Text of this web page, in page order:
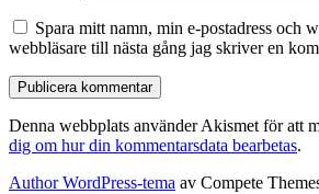
Spara mitt namn, min e-postadress och
webbläsare till nästa gång jag skriver en
Denna webbplats använder Akismet för att
dig om hur din kommentarsdata bearbetas.
Author WordPress-tema av Compete